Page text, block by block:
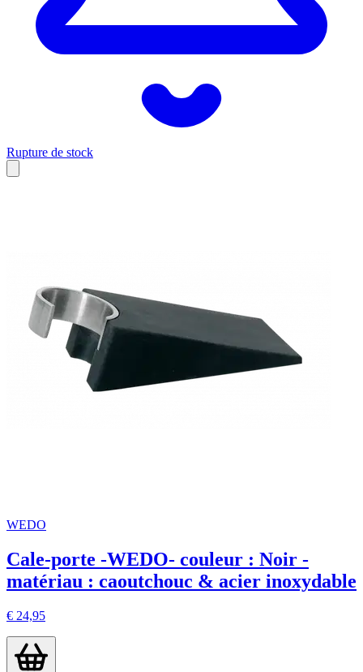
Rupture de stock
WEDO
Cale-porte -WEDO- couleur : Noir -
matériau : caoutchouc & acier inoxydable
€ 24,95